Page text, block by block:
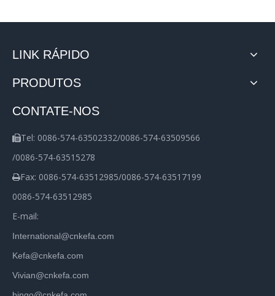
LINK RÁPIDO
PRODUTOS
CONTATE-NOS
Tel: 0086-574-63502332/0086-574-63509566
/0086-574-63515278
Fax: 0086-574-63512985/0086-574-63517199
0086-574-63512985
E-mail:
International@cnkefa.com
Kefa@cnkefa.com
Vivian@cnkefa.com